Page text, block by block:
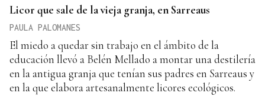
Licor que sale de la vieja granja, en Sarreaus
PAULA PALOMANES
El miedo a quedar sin trabajo en el ámbito de la
educación llevó a Belén Mellado a montar una destilería
en la antigua granja que tenían sus padres en Sarreaus y
en la que elabora artesanalmente licores ecológicos.